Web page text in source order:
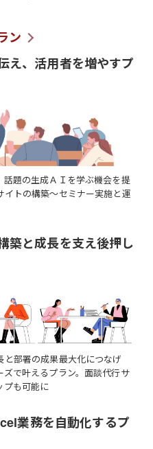
ン
え、活用者を増やすプ
題の生成ＡＩを学ぶ機会を提
トの構築～セミナー実施と運
築と成長を支え後押し
部署の成果最大化につなげ
で叶えるプラン。面談代行サ
プも可能に
業務を自動化するプ